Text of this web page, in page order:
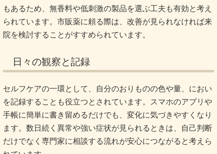
もあるため、無香料や低刺激の製品を選ぶ工夫も有効と考え
られています。市販薬に頼る際は、改善が見られなければ来
院を検討することがすすめられています。
日々の観察と記録
セルフケアの一環として、自分のおりものの色や量、におい
を記録することも役立つとされています。スマホのアプリや
手帳に簡単に書き留めるだけでも、変化に気づきやすくなり
ます。数日続く異常や強い症状が見られるときは、自己判断
だけでなく専門家に相談する流れが安心につながると考えら